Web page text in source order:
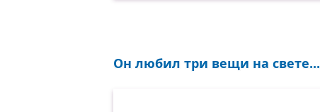
Он любил три вещи на свете...